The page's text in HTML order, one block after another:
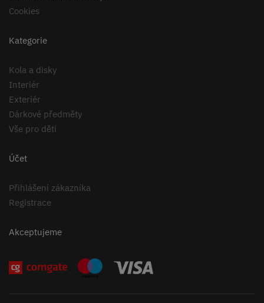
Cookies
Kategorie
Kola a disky
Interiér
Exteriér
Dárkové předměty
Vše pro děti
Účet
Přihlášení zákazníka
Registrace
Akceptujeme